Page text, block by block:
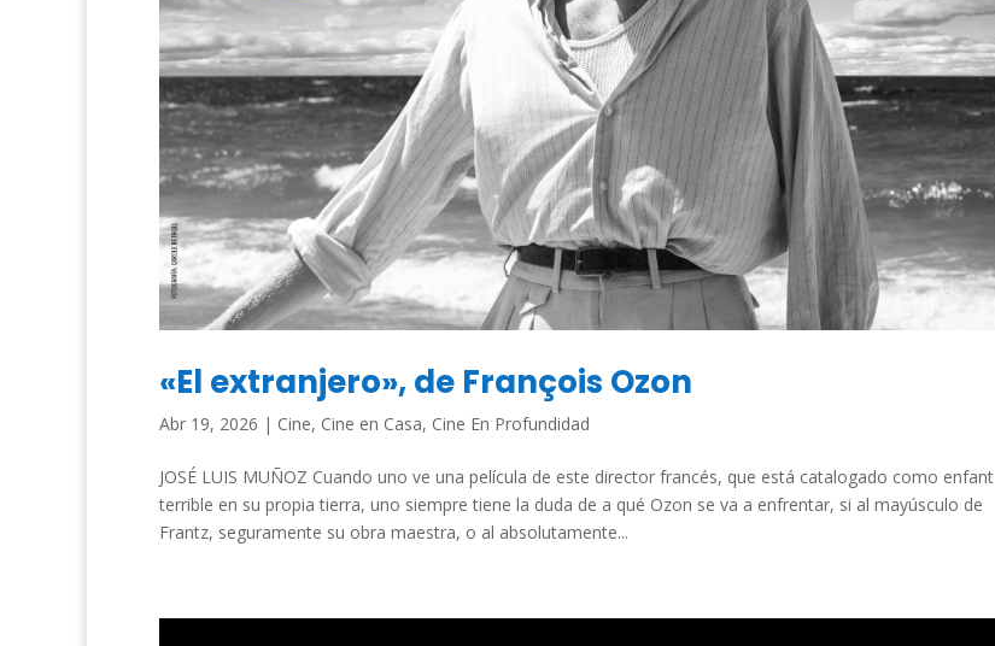
«El extranjero», de François Ozon
Abr 19, 2026 | Cine, Cine en Casa, Cine En Profundidad
JOSÉ LUIS MUÑOZ Cuando uno ve una película de este director francés, que está catalogado como enfant
terrible en su propia tierra, uno siempre tiene la duda de a qué Ozon se va a enfrentar, si al mayúsculo de
Frantz, seguramente su obra maestra, o al absolutamente...